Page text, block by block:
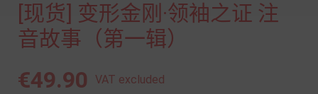
[现货] 变形金刚·领袖之证 注
音故事（第一辑）
€49.90 VAT excluded